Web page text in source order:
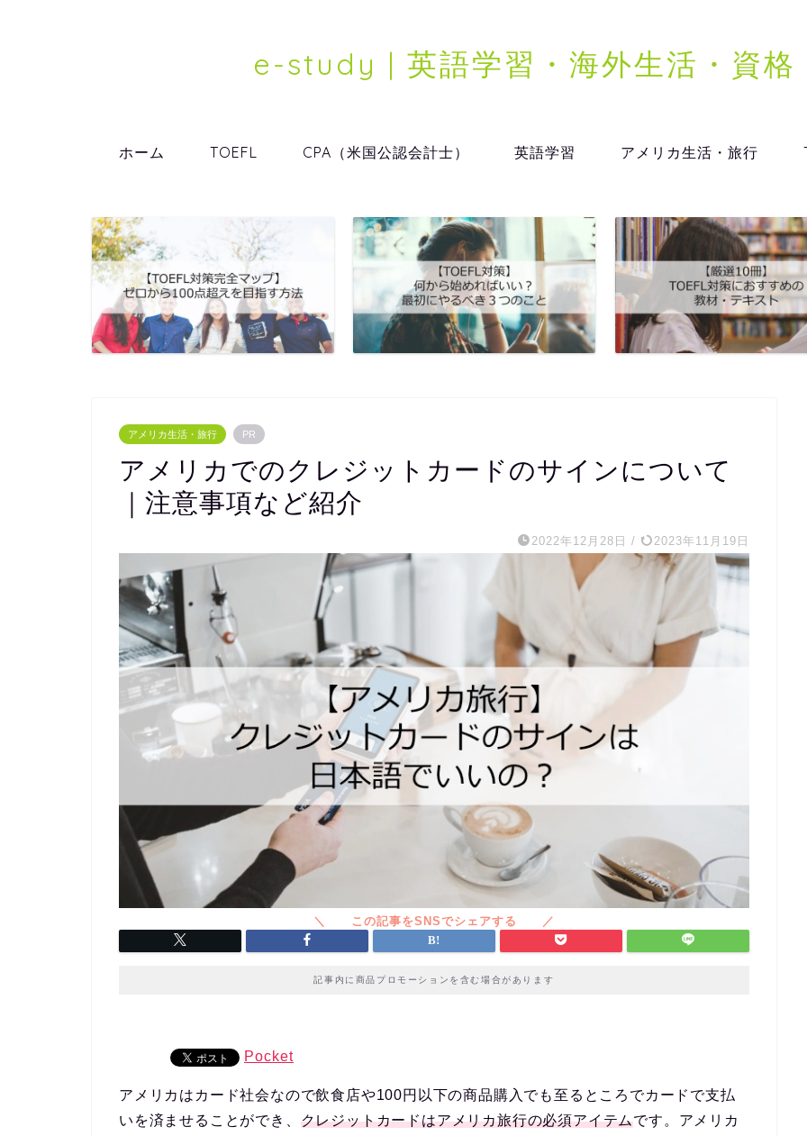
e-study | 英語学習・海外生活・資格
ホーム TOEFL CPA（米国公認会計士） 英語学習 アメリカ生活・旅行
アメリカ生活・旅行 PR
アメリカでのクレジットカードのサインについて
｜注意事項など紹介
2022年12月28日 / 2023年11月19日
記事内に商品プロモーションを含む場合があります
Pocket
アメリカはカード社会なので飲食店や100円以下の商品購入でも至るところでカードで支払
いを済ませることができ、 クレジットカードはアメリカ旅行の必須アイテムです。アメリカ